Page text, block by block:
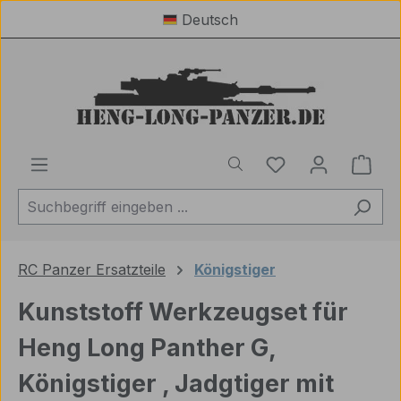
Zum Hauptinhalt springenDeutsch
Du hast 0
RC Panzer Ersatzteile Königstiger
Kunststoff Werkzeugset für
Heng Long Panther G,
Königstiger , Jadgtiger mit